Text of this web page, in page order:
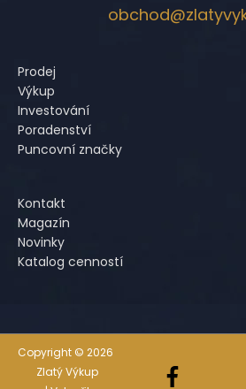
Prodej
Výkup
Investování
Poradenství
Puncovní značky
Kontakt
Magazín
Novinky
Katalog cenností
Copyright © 2026
Zlatý Výkup